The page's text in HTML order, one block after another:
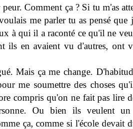
Comment ça ? Si tu m'as
me parler tu as pensé que
à qui il a raconté ce qu'il ne
ils en avaient vu d'autres, ont
Mais ça me change.
me soumettre des choses
compris qu'on ne fait pas lire
Ou bien ils veulent
ça, comme si l'école devait